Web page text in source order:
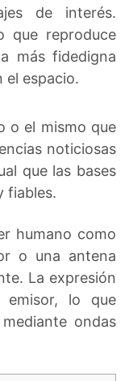
de interés.
que reproduce
más fidedigna
el espacio.
o el mismo que
noticiosas
que las bases
fiables.
humano como
o una antena
La expresión
emisor, lo que
ondas